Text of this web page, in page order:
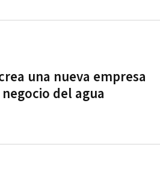
una nueva empresa
del agua